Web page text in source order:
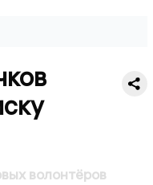
волонтёров